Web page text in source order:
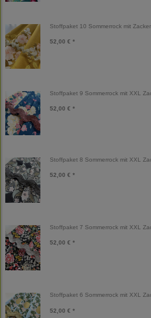
Stoffpaket 10 Sommerrock mit
52,00 € *
Stoffpaket 9 Sommerrock mit XXL
52,00 € *
Stoffpaket 8 Sommerrock mit XXL
52,00 € *
Stoffpaket 7 Sommerrock mit XXL
52,00 € *
Stoffpaket 6 Sommerrock mit XXL
52,00 € *